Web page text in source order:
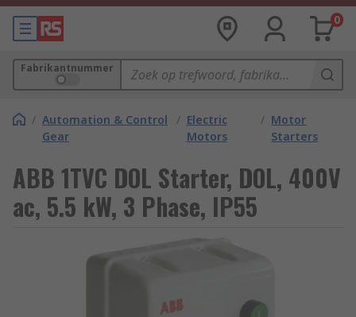
0
Fabrikantnummer
/ Automation & Control
Gear
/ Electric
Motors
/ Motor
Starters
ABB 1TVC DOL Starter, DOL, 400V
ac, 5.5 kW, 3 Phase, IP55